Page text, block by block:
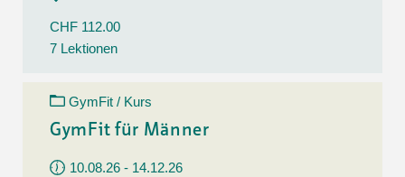
CHF 112.00
7 Lektionen
GymFit / Kurs
GymFit für Männer
10.08.26 - 14.12.26